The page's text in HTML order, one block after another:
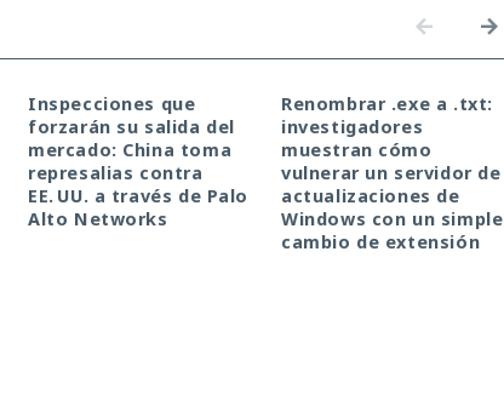
Inspecciones que
forzarán su salida del
mercado: China toma
represalias contra
EE. UU. a través de Palo
Alto Networks
Renombrar .exe a .txt:
investigadores
muestran cómo
vulnerar un servidor de
actualizaciones de
Windows con un simple
cambio de extensión